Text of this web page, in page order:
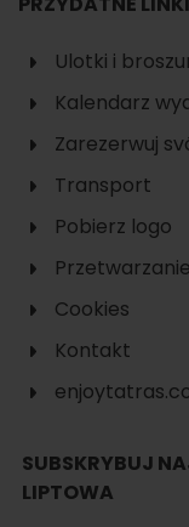
Ulotki i
Kalendarz
Zarezerwuj
Transport
Pobierz logo
Cookies
Kontakt
SUBSKRYBUJ
LIPTOWA